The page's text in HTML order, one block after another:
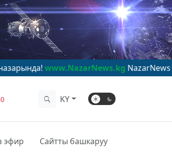
NazarNews - в центре
KY
эфир Сайтты башкаруу